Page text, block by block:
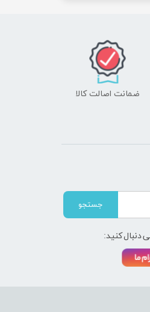
ضمانت اصالت کالا
جستجو
دنبال کنید: